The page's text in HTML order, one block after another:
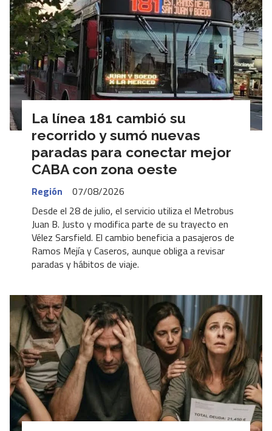
La línea 181 cambió su
recorrido y sumó nuevas
paradas para conectar mejor
CABA con zona oeste
Región
07/08/2026
Desde el 28 de julio, el servicio utiliza el Metrobus
Juan B. Justo y modifica parte de su trayecto en
Vélez Sarsfield. El cambio beneficia a pasajeros de
Ramos Mejía y Caseros, aunque obliga a revisar
paradas y hábitos de viaje.